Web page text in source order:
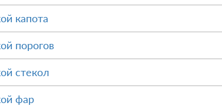
капота
порогов
стекол
фар